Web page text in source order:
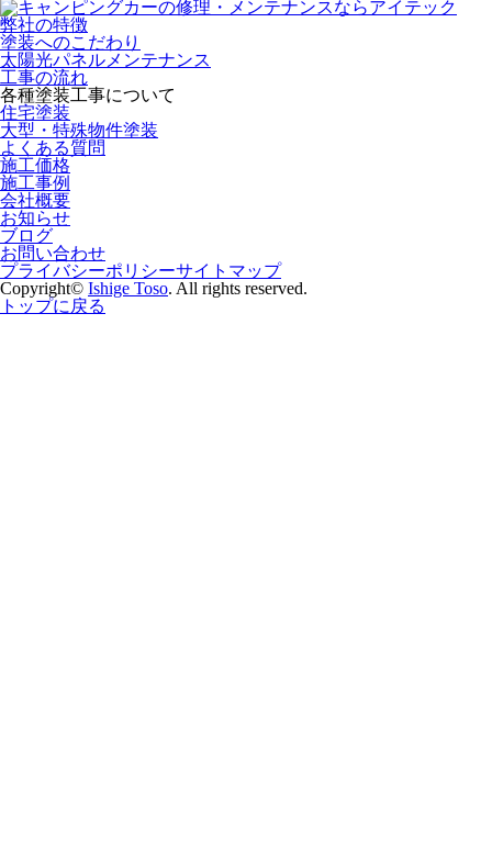
弊社の特徴
塗装へのこだわり
太陽光パネルメンテナンス
工事の流れ
各種塗装工事について
住宅塗装
大型・特殊物件塗装
よくある質問
施工価格
施工事例
会社概要
お知らせ
ブログ
お問い合わせ
プライバシーポリシーサイトマップ
Copyright© Ishige Toso. All rights reserved.
トップに戻る